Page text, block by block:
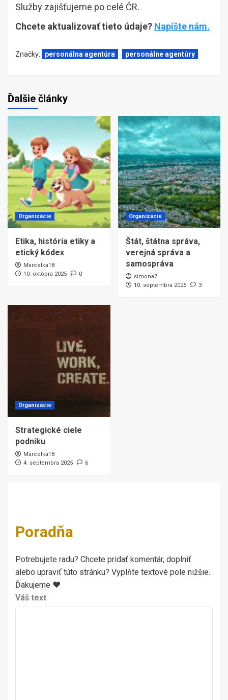
Služby zajišťujeme po celé ČR.
Chcete aktualizovať tieto údaje? Napíšte nám.
Značky: personálna agentúra personálne agentúry
Ďalšie články
Organizácie
Etika, história etiky a
etický kódex
Marcelka18
10. októbra 2025
0
Organizácie
Štát, štátna správa,
verejná správa a
samospráva
simona7
10. septembra 2025
3
Organizácie
Strategické ciele
podniku
Marcelka18
4. septembra 2025
6
Poradňa
Potrebujete radu? Chcete pridať komentár, doplniť
alebo upraviť túto stránku? Vyplňte textové pole nižšie.
Ďakujeme ♥
Váš text